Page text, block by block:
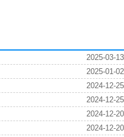
2025-03-13
2025-01-02
2024-12-25
2024-12-25
2024-12-20
2024-12-20